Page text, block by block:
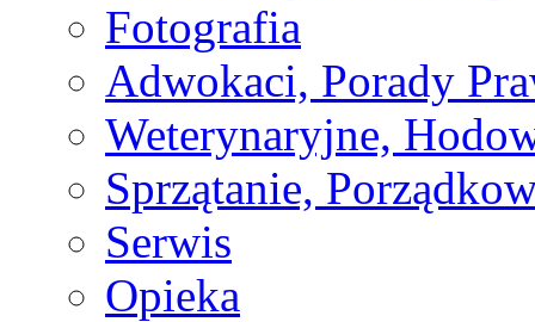
Fotografia
Adwokaci, Porady
Weterynaryjne,
Sprzątanie,
Serwis
Opieka